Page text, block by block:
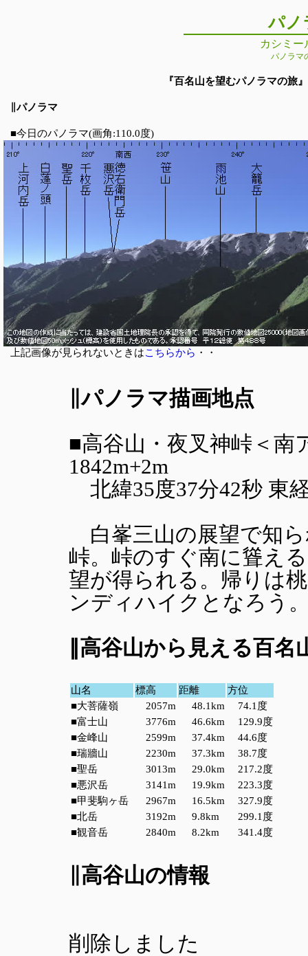
パノ
カシミー
パノラマ
『百名山を望むパノラマの旅
∥パノラマ
■今日のパノラマ(画角:110.0度)
上記画像が見られないときはこちらから ・・
∥パノラマ描画地点
■高谷山・夜叉神峠＜南
1842m+2m
北緯35度37分42秒 東
白峯三山の展望で知
峠。峠のすぐ南に聳え
望が得られる。帰りは
ンディハイクとなろう
∥高谷山から見える百
山名 標高 距離
方位
■大菩薩嶺
2057m 48.1km
74.1度
■富士山
3776m 46.6km
129.9度
■金峰山
2599m 37.4km
44.6度
■瑞牆山
2230m 37.3km
38.7度
■聖岳
3013m 29.0km
217.2度
■悪沢岳
3141m 19.9km
223.3度
■甲斐駒ヶ岳
2967m 16.5km
327.9度
■北岳
3192m 9.8km
299.1度
■観音岳
2840m 8.2km 341.4度
∥高谷山の情報
削除しました